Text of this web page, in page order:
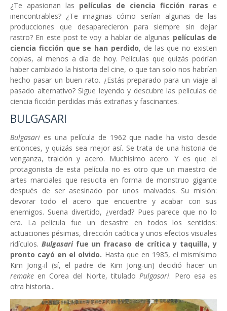
¿Te apasionan las películas de ciencia ficción raras e
inencontrables? ¿Te imaginas cómo serían algunas de las
producciones que desaparecieron para siempre sin dejar
rastro? En este post te voy a hablar de algunas películas de
ciencia ficción que se han perdido, de las que no existen
copias, al menos a día de hoy. Películas que quizás podrían
haber cambiado la historia del cine, o que tan solo nos habrían
hecho pasar un buen rato. ¿Estás preparado para un viaje al
pasado alternativo? Sigue leyendo y descubre las películas de
ciencia ficción perdidas más extrañas y fascinantes.
BULGASARI
Bulgasari es una película de 1962 que nadie ha visto desde
entonces, y quizás sea mejor así. Se trata de una historia de
venganza, traición y acero. Muchísimo acero. Y es que el
protagonista de esta película no es otro que un maestro de
artes marciales que resucita en forma de monstruo gigante
después de ser asesinado por unos malvados. Su misión:
devorar todo el acero que encuentre y acabar con sus
enemigos. Suena divertido, ¿verdad? Pues parece que no lo
era. La película fue un desastre en todos los sentidos:
actuaciones pésimas, dirección caótica y unos efectos visuales
ridículos. Bulgasari fue un fracaso de crítica y taquilla, y
pronto cayó en el olvido. Hasta que en 1985, el mismísimo
Kim Jong-il (sí, el padre de Kim Jong-un) decidió hacer un
remake en Corea del Norte, tituladoPulgasari. Pero esa es
otra historia...